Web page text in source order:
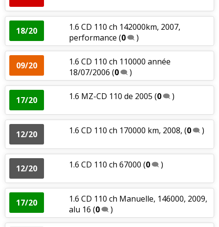
18/20
1.6 CD 110 ch 142000km, 2007,
performance (0 )
09/20
1.6 CD 110 ch 110000 année
18/07/2006 (0 )
17/20 1.6 MZ-CD 110 de 2005 (0 )
12/20 1.6 CD 110 ch 170000 km, 2008, (0 )
12/20 1.6 CD 110 ch 67000 (0 )
17/20
1.6 CD 110 ch Manuelle, 146000, 2009,
alu 16 (0 )